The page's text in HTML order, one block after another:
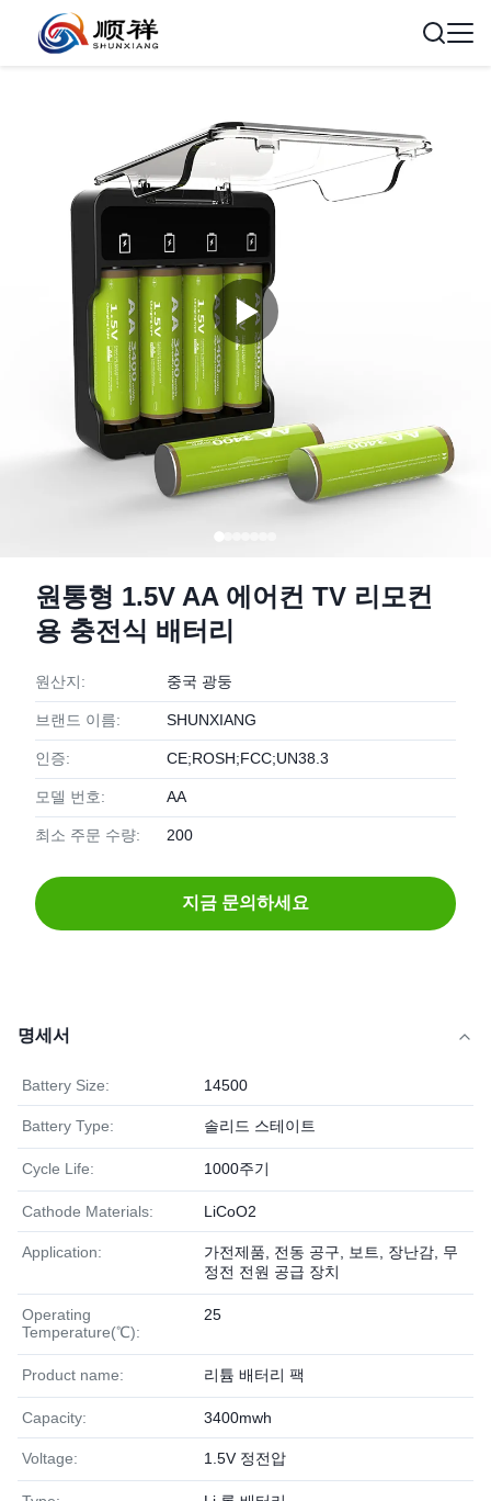
원통형 1.5V AA 에어컨 TV 리모컨
용 충전식 배터리
원산지: 중국 광둥
브랜드 이름: SHUNXIANG
인증: CE;ROSH;FCC;UN38.3
모델 번호: AA
최소 주문 수량: 200
지금 문의하세요
명세서
Battery Size: 14500
Battery Type: 솔리드 스테이트
Cycle Life: 1000주기
Cathode Materials: LiCoO2
Application:
가전제품, 전동 공구, 보트, 장난감, 무
정전 전원 공급 장치
Operating
Temperature(℃):
25
Product name: 리튬 배터리 팩
Capacity: 3400mwh
Voltage: 1.5V 정전압